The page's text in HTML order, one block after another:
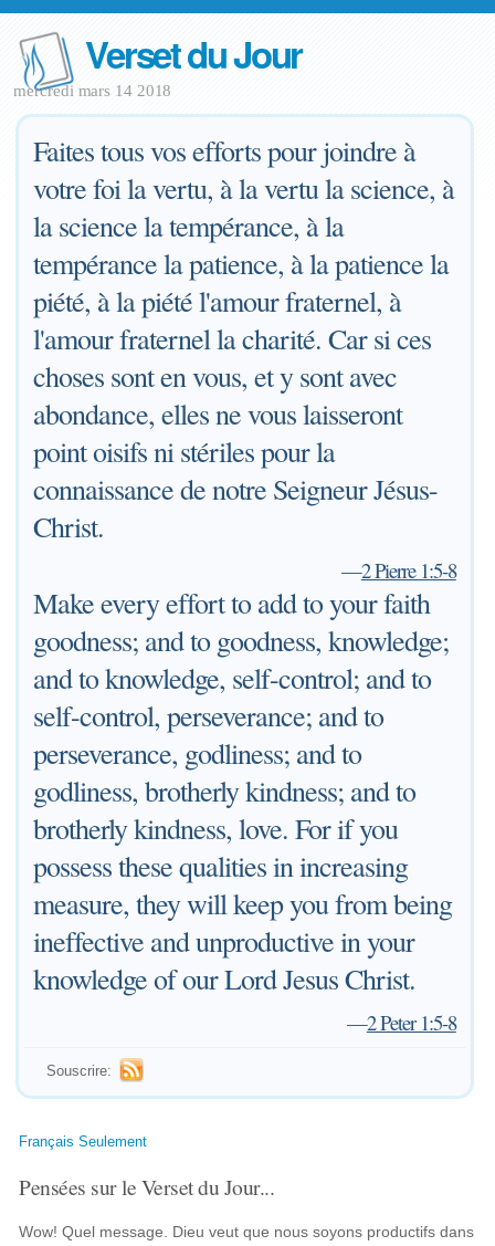
Verset du Jour
mercredi mars 14 2018
Faites tous vos efforts pour joindre à
votre foi la vertu, à la vertu la science, à
la science la tempérance, à la
tempérance la patience, à la patience la
piété, à la piété l'amour fraternel, à
l'amour fraternel la charité. Car si ces
choses sont en vous, et y sont avec
abondance, elles ne vous laisseront
point oisifs ni stériles pour la
connaissance de notre Seigneur Jésus-
Christ.
—2 Pierre 1:5-8
Make every effort to add to your faith
goodness; and to goodness, knowledge;
and to knowledge, self-control; and to
self-control, perseverance; and to
perseverance, godliness; and to
godliness, brotherly kindness; and to
brotherly kindness, love. For if you
possess these qualities in increasing
measure, they will keep you from being
ineffective and unproductive in your
knowledge of our Lord Jesus Christ.
—2 Peter 1:5-8
Souscrire:
Français Seulement
Pensées sur le Verset du Jour...
Wow! Quel message. Dieu veut que nous soyons productifs dans